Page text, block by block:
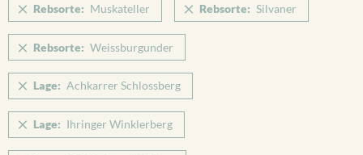
Rebsorte: Muskateller Rebsorte: Silvaner
Rebsorte: Weissburgunder
Lage: Achkarrer Schlossberg
Lage: Ihringer Winklerberg